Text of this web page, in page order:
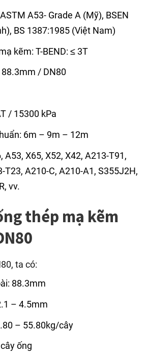
A53- Grade A (Mỹ), BSEN
BS 1387:1985 (Việt Nam)
kẽm: T-BEND: ≤ 3T
/ DN80
/ 15300 kPa
6m – 9m – 12m
A53, X65, X52, X42, A213-T91,
T23, A210-C, A210-A1, S355J2H,
vv.
thép mạ kẽm
ta có:
88.3mm
– 4.5mm
– 55.80kg/cây
ống